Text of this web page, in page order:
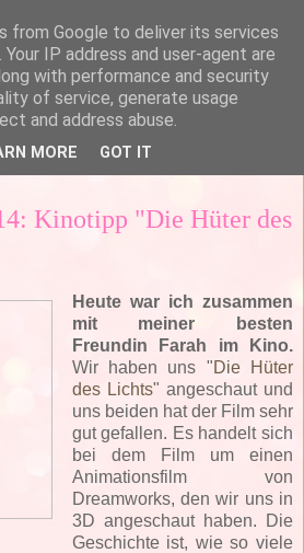
Kinotipp "Die Hüter des
Heute war ich zusammen
mit meiner besten
Freundin Farah im Kino.
Wir haben uns "Die Hüter
des Lichts" angeschaut und
uns beiden hat der Film sehr
gut gefallen. Es handelt sich
bei dem Film um einen
Animationsfilm von
Dreamworks, den wir uns in
3D angeschaut haben. Die
Geschichte ist, wie so viele
from Google to deliver its services
IP address and user-agent are
with performance and security
of service, generate usage
and address abuse.
MORE GOT IT